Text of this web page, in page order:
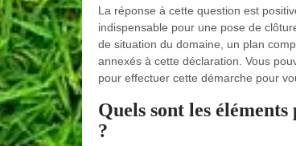
La réponse à cette question est
indispensable pour une pose de
de situation du domaine, un plan
annexés à cette déclaration. Vous
pour effectuer cette démarche pour
Quels sont les
?